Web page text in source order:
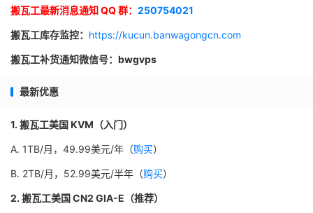
搬瓦工最新消息通知 QQ 群： 250754021
搬瓦工库存监控： https://kucun.banwagongcn.com
搬瓦工补货通知微信号：bwgvps
最新优惠
1. 搬瓦工美国 KVM（入门）
A. 1TB/月，49.99美元/年（购买）
B. 2TB/月，52.99美元/半年（购买）
2. 搬瓦工美国 CN2 GIA-E（推荐）